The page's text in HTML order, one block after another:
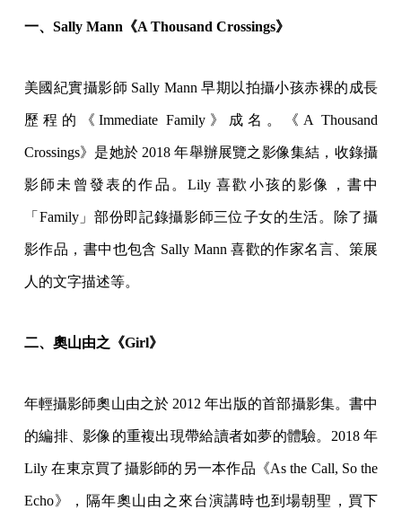
一、Sally Mann《A Thousand Crossings》
美國紀實攝影師 Sally Mann 早期以拍攝小孩赤裸的成長
歷程的《Immediate Family》成名。《A Thousand
Crossings》是她於 2018 年舉辦展覽之影像集結，收錄攝
影師未曾發表的作品。Lily 喜歡小孩的影像，書中
「Family」部份即記錄攝影師三位子女的生活。除了攝
影作品，書中也包含 Sally Mann 喜歡的作家名言、策展
人的文字描述等。
二、奧山由之《Girl》
年輕攝影師奧山由之於 2012 年出版的首部攝影集。書中
的編排、影像的重複出現帶給讀者如夢的體驗。2018 年
Lily 在東京買了攝影師的另一本作品《As the Call, So the
Echo》，隔年奧山由之來台演講時也到場朝聖，買下